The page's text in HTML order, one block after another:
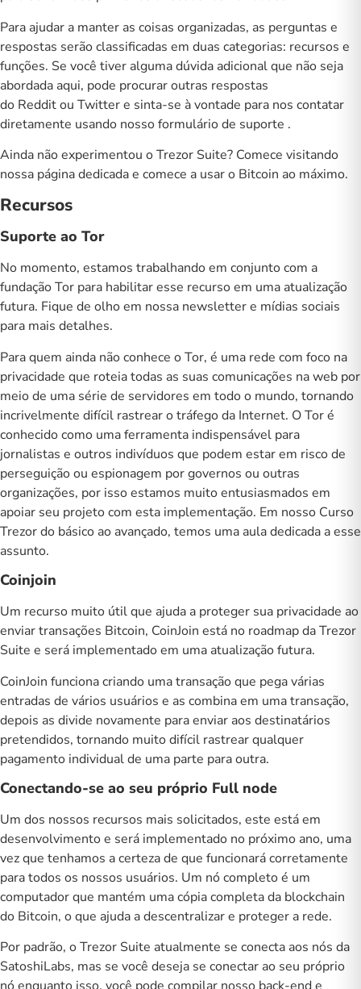
Para ajudar a manter as coisas organizadas, as perguntas e
respostas serão classificadas em duas categorias: recursos e
funções. Se você tiver alguma dúvida adicional que não seja
abordada aqui, pode procurar outras respostas
do Redditou Twittere sinta-se à vontade para nos contatar
diretamente usando nossoformulário de suporte .
Ainda não experimentou o Trezor Suite? Comece visitando
nossa página dedicadae comece a usar o Bitcoin ao máximo.
Recursos
Suporte ao Tor
No momento, estamos trabalhando em conjunto com a
fundação Tor para habilitar esse recurso em uma atualização
futura. Fique de olho em nossa newsletter e mídias sociais
para mais detalhes.
Para quem ainda não conhece oTor, é uma rede com foco na
privacidade que roteia todas as suas comunicações na web por
meio de uma série de servidores em todo o mundo, tornando
incrivelmente difícil rastrear o tráfego da Internet. O Tor é
conhecido como uma ferramenta indispensável para
jornalistas e outros indivíduos que podem estar em risco de
perseguição ou espionagem por governos ou outras
organizações, por isso estamos muito entusiasmados em
apoiar seu projeto com esta implementação. Em nosso Curso
Trezor do básico ao avançado, temos uma aula dedicada a esse
assunto.
Coinjoin
Um recurso muito útil que ajuda a proteger sua privacidade ao
enviar transações Bitcoin, CoinJoin está no roadmap da Trezor
Suite e será implementado em uma atualização futura.
CoinJoin funciona criando uma transação que pega várias
entradas de vários usuários e as combina em uma transação,
depois as divide novamente para enviar aos destinatários
pretendidos, tornando muito difícil rastrear qualquer
pagamento individual de uma parte para outra.
Conectando-se ao seu próprio Full node
Um dos nossos recursos mais solicitados, este está em
desenvolvimento e será implementado no próximo ano, uma
vez que tenhamos a certeza de que funcionará corretamente
para todos os nossos usuários. Um nó completo é um
computador que mantém uma cópia completa da blockchain
do Bitcoin, o que ajuda a descentralizar e proteger a rede.
Por padrão, o Trezor Suite atualmente se conecta aos nós da
SatoshiLabs, mas se você deseja se conectar ao seu próprio